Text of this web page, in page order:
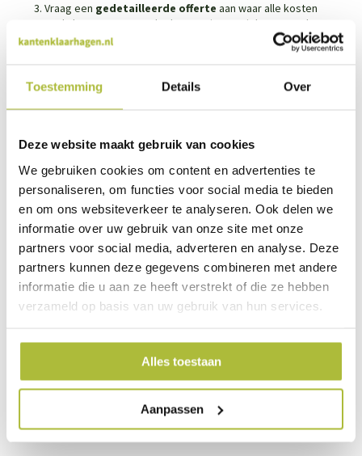
Toestemming Details Over
Deze website maakt gebruik van cookies
We gebruiken cookies om content en advertenties te
personaliseren, om functies voor social media te bieden
en om ons websiteverkeer te analyseren. Ook delen we
informatie over uw gebruik van onze site met onze
partners voor social media, adverteren en analyse. Deze
partners kunnen deze gegevens combineren met andere
informatie die u aan ze heeft verstrekt of die ze hebben
verzameld op basis van uw gebruik van hun services.
Alles toestaan
Aanpassen
Vraag een gedetailleerde offerte aan waar alle kosten
zoals het ontwerp, aanlegkosten, inspectiekosten en het
materiaal in verwerkt staan. Dit is erg belangrijk omdat je
Voor deze offerte kun je contact opnemen met onze
Vervolgens kun je met deze offerte bij je eigen gemeente
en in gesprek gaan of dit wordt goedgekeurd. Gemeentes
hebben vaak een beperkte subsidie pot beschikbaar
gesteld hiervoor dus wees er snel bij!
Extra voordelen van een groen dak
Niet alleen een mooi groen aanzicht en een interessante
subsidie maken groene daken interessant. Zo zijn er nog
diverse redenen om te kiezen voor een groen dak waar je
Langere levensduur van je dakbedekking
Geluidsisolatie
Verkleind de kans op waterschade
Opname co2 en fijnstof
Waardevermeerdering van je pand